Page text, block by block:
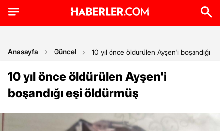
Anasayfa Güncel 10 yıl önce öldürülen Ayşen'i boşandığı
10 yıl önce öldürülen Ayşen'i
boşandığı eşi öldürmüş